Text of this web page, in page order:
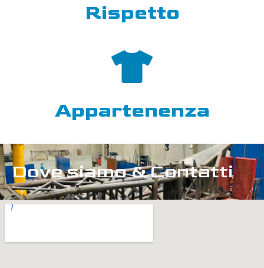
Rispetto
Appartenenza
Dove siamo & Contatti